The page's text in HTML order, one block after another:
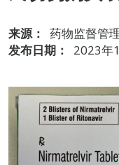
来源：
药物监督管
发布日期：
2023年